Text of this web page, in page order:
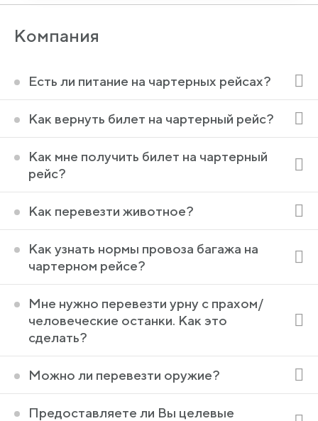
Компания
Есть ли питание на чартерных рейсах?
Как вернуть билет на чартерный рейс?
Как мне получить билет на чартерный
рейс?
Как перевезти животное?
Как узнать нормы провоза багажа на
чартерном рейсе?
Мне нужно перевезти урну с прахом/
человеческие останки. Как это
сделать?
Можно ли перевезти оружие?
Предоставляете ли Вы целевые